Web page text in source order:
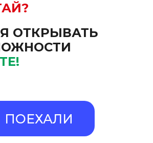
ОТКРЫВАТЬ
ПОЕХАЛИ